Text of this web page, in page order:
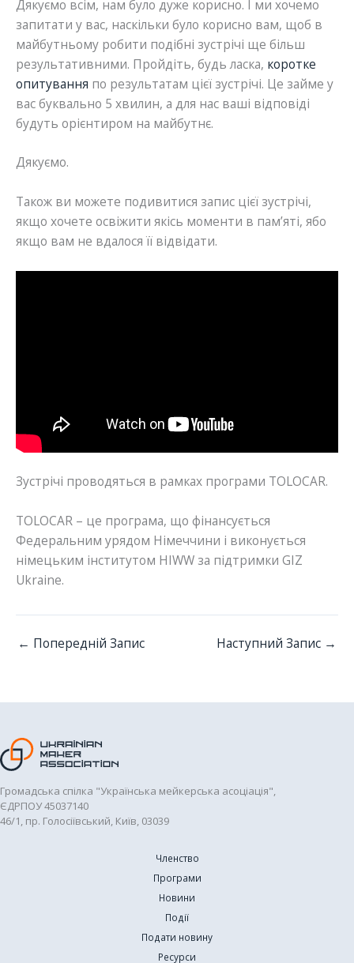
Дякуємо всім, нам було дуже корисно. І ми хочемо
запитати у вас, наскільки було корисно вам, щоб в
майбутньому робити подібні зустрічі ще більш
результативними. Пройдіть, будь ласка, коротке
опитування по результатам цієї зустрічі. Це займе у
вас буквально 5 хвилин, а для нас ваші відповіді
будуть орієнтиром на майбутнє.
Дякуємо.
Також ви можете подивитися запис цієї зустрічі,
якщо хочете освіжити якісь моменти в пам’яті, ябо
якщо вам не вдалося її відвідати.
Зустрічі проводяться в рамках програми TOLOCAR.
TOLOCAR – це програма, що фінансується
Федеральним урядом Німеччини і виконується
німецьким інститутом HIWW за підтримки GIZ
Ukraine.
← Попередній Запис Наступний Запис →
Громадська спілка "Українська мейкерська асоціація",
ЄДРПОУ 45037140
46/1, пр. Голосіївський, Київ, 03039
Членство
Програми
Новини
Події
Подати новину
Ресурси